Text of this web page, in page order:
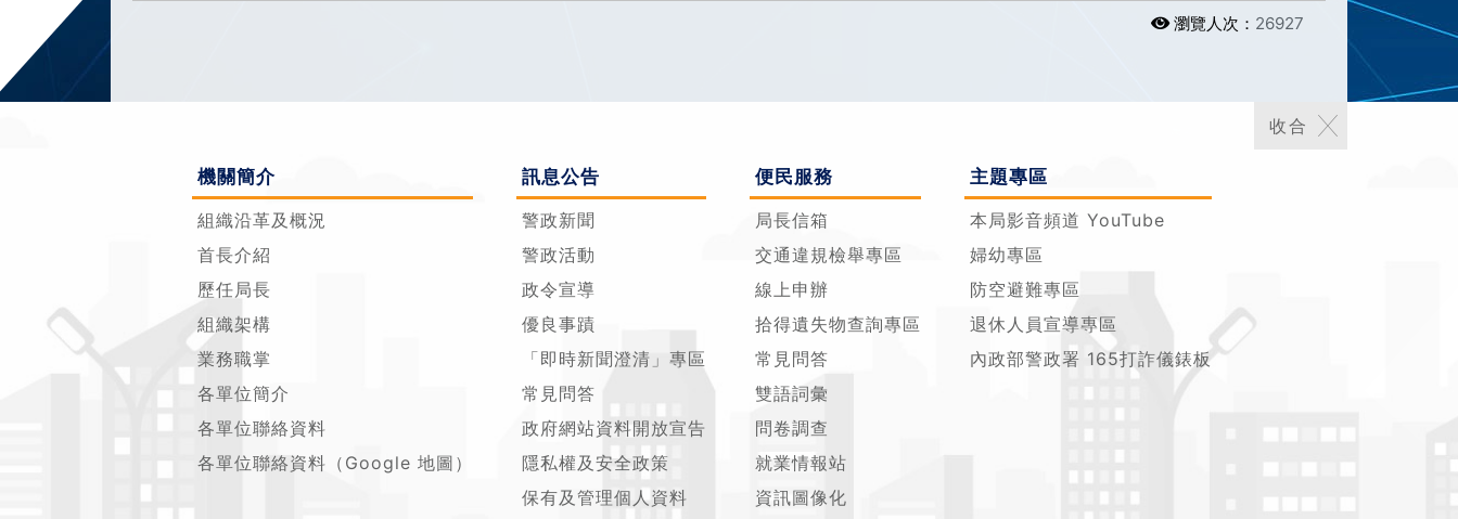
瀏覽人次： 26927
機關簡介
組織沿革及概況
首長介紹
歷任局長
組織架構
業務職掌
各單位簡介
各單位聯絡資料
各單位聯絡資料（Google 地圖）
訊息公告
警政新聞
警政活動
政令宣導
優良事蹟
「即時新聞澄清」專區
常見問答
政府網站資料開放宣告
隱私權及安全政策
保有及管理個人資料
便民服務
局長信箱
交通違規檢舉專區
線上申辦
拾得遺失物查詢專區
常見問答
雙語詞彙
問卷調查
就業情報站
資訊圖像化
主題專區
本局影音頻道 YouTube
婦幼專區
防空避難專區
退休人員宣導專區
內政部警政署 165打詐儀錶板